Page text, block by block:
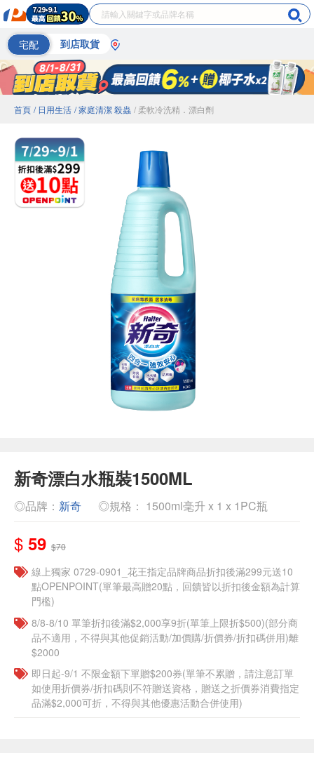
宅配 到店取貨
首頁 / 日用生活 / 家庭清潔 殺蟲 / 柔軟冷洗精．漂白劑
新奇漂白水瓶裝1500ML
◎品牌： 新奇 ◎規格： 1500ml毫升 x 1 x 1PC瓶
$ 59 $70
線上獨家 0729-0901_花王指定品牌商品折扣後滿299元送10
點OPENPOINT(單筆最高贈20點，回饋皆以折扣後金額為計算
門檻)
8/8-8/10 單筆折扣後滿$2,000享9折(單筆上限折$500)(部分商
品不適用，不得與其他促銷活動/加價購/折價券/折扣碼併用)離
$2000
即日起-9/1 不限金額下單贈$200券(單筆不累贈，請注意訂單
如使用折價券/折扣碼則不符贈送資格，贈送之折價券消費指定
品滿$2,000可折，不得與其他優惠活動合併使用)